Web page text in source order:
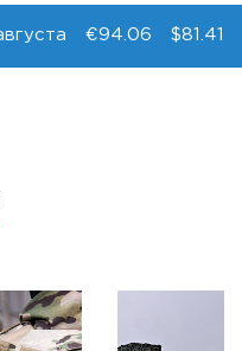
€94.06 $81.41